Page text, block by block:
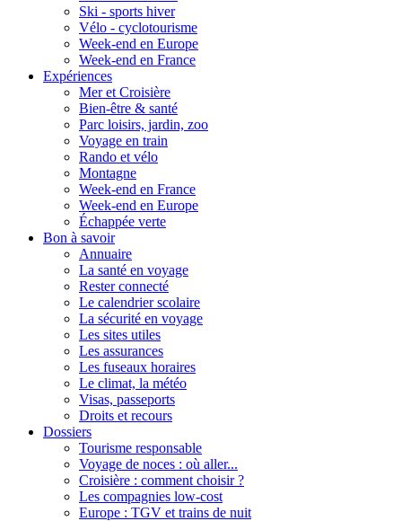
Ski - sports hiver
Vélo - cyclotourisme
Week-end en Europe
Week-end en France
Expériences
Mer et Croisière
Bien-être & santé
Parc loisirs, jardin, zoo
Voyage en train
Rando et vélo
Montagne
Week-end en France
Week-end en Europe
Échappée verte
Bon à savoir
Annuaire
La santé en voyage
Rester connecté
Le calendrier scolaire
La sécurité en voyage
Les sites utiles
Les assurances
Les fuseaux horaires
Le climat, la météo
Visas, passeports
Droits et recours
Dossiers
Tourisme responsable
Voyage de noces : où aller...
Croisière : comment choisir ?
Les compagnies low-cost
Europe : TGV et trains de nuit